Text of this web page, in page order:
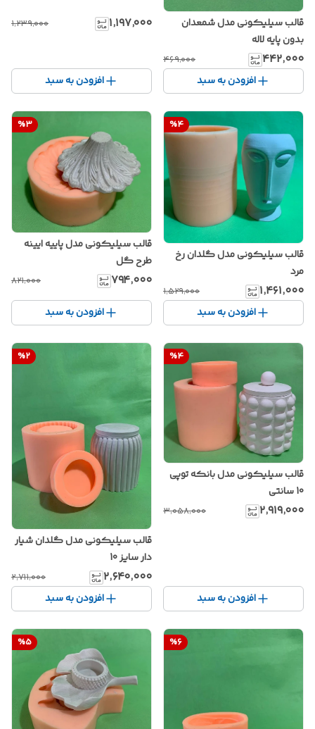
قالب سیلیکونی مدل شمعدان
بدون پایه لاله
۴۴۲٬۰۰۰ ۴۶۹٬۰۰۰
افزودن به سبد
۱٬۱۹۷٬۰۰۰ ۱٬۲۳۹٬۰۰۰
افزودن به سبد
%4
قالب سیلیکونی مدل گلدان رخ
مرد
۱٬۴۶۱٬۰۰۰ ۱٬۵۲۹٬۰۰۰
افزودن به سبد
%3
قالب سیلیکونی مدل پاییه ایینه
طرح گل
۷۹۴٬۰۰۰ ۸۲۱٬۰۰۰
افزودن به سبد
%4
قالب سیلیکونی مدل بانکه توپی
10 سانتی
۲٬۹۱۹٬۰۰۰ ۳٬۰۵۸٬۰۰۰
افزودن به سبد
%2
قالب سیلیکونی مدل گلدان شیار
دار سایز 10
۲٬۶۴۰٬۰۰۰ ۲٬۷۱۱٬۰۰۰
افزودن به سبد
%6
%5